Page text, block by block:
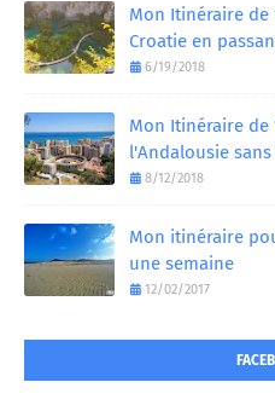
Mon Itinéraire
Croatie en
6/19/2018
Mon Itinéraire de
l'Andalousie
8/12/2018
Mon itinéraire
une semaine
12/02/2017